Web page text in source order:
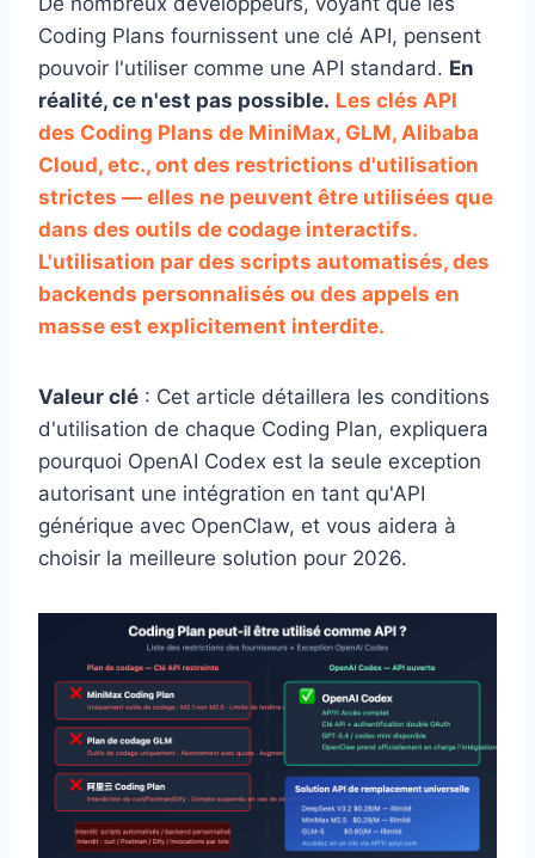
Coding Plans fournissent une clé API, pensent
pouvoir l'utiliser comme une API standard. En
réalité, ce n'est pas possible. Les clés API
des Coding Plans de MiniMax, GLM, Alibaba
Cloud, etc., ont des restrictions d'utilisation
strictes — elles ne peuvent être utilisées que
dans des outils de codage interactifs.
L'utilisation par des scripts automatisés, des
backends personnalisés ou des appels en
masse est explicitement interdite.
Valeur clé : Cet article détaillera les conditions
d'utilisation de chaque Coding Plan, expliquera
pourquoi OpenAI Codex est la seule exception
autorisant une intégration en tant qu'API
générique avec OpenClaw, et vous aidera à
choisir la meilleure solution pour 2026.